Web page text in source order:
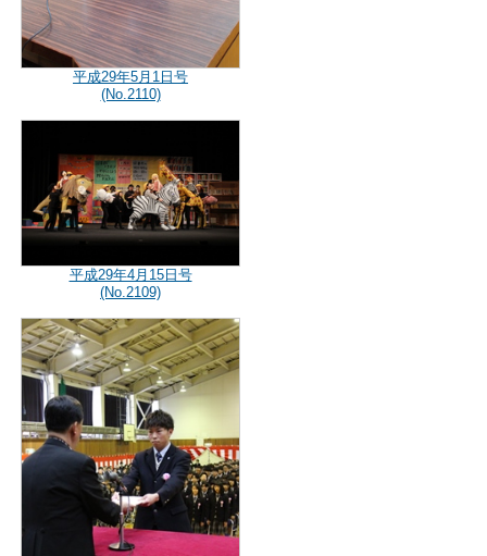
平成29年5月1日号
(No.2110)
平成29年4月15日号
(No.2109)